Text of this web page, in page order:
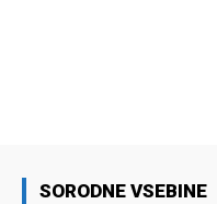
SORODNE VSEBINE